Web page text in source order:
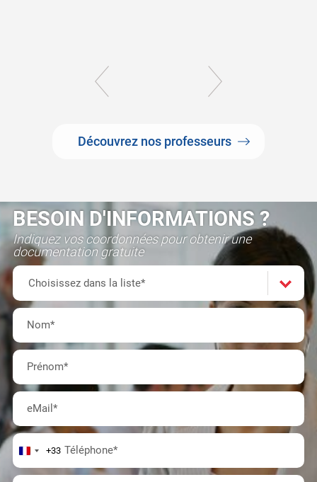
Découvrez nos professeurs
BESOIN D'INFORMATIONS ?
Indiquez vos coordonnées pour obtenir une
documentation gratuite
Formation(s)
Choisissez
dans
la
liste*
Choisissez dans la liste*
Nom*
Prénom*
eMail*
Téléphone*
+33